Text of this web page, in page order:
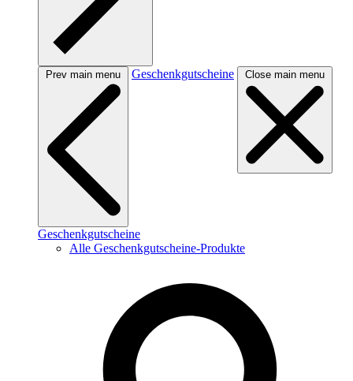
Prev main menu Geschenkgutscheine Close main menu
Geschenkgutscheine
Alle Geschenkgutscheine-Produkte